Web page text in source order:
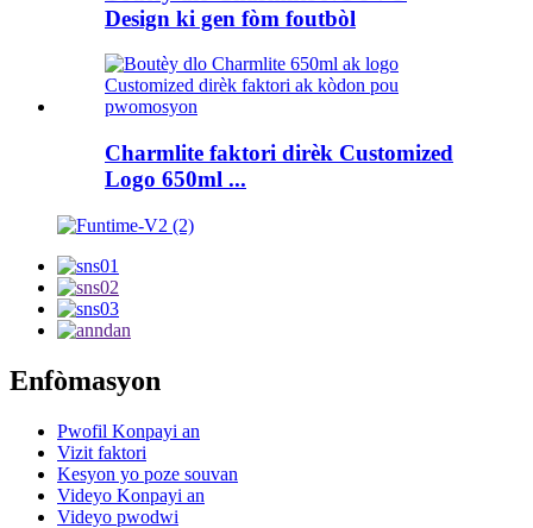
Design ki gen fòm foutbòl
Charmlite faktori dirèk Customized
Logo 650ml ...
Enfòmasyon
Pwofil Konpayi an
Vizit faktori
Kesyon yo poze souvan
Videyo Konpayi an
Videyo pwodwi